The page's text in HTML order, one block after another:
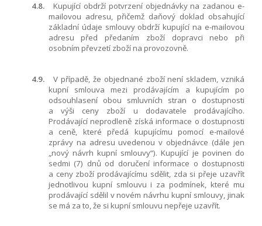
4.8.
Kupující obdrží potvrzení objednávky na zadanou e-
mailovou adresu, přičemž daňový doklad obsahující
základní údaje smlouvy obdrží kupující na e-mailovou
adresu před předaním zboží dopravci nebo při
osobním převzetí zboží na provozovně.
4.9.
V případě, že objednané zboží není skladem, vzniká
kupní smlouva mezi prodávajícím a kupujícím po
odsouhlasení obou smluvních stran o dostupnosti
a výši ceny zboží u dodavatele prodávajícího.
Prodávající neprodleně získá informace o dostupnosti
a ceně, které předá kupujícímu pomocí e-mailové
zprávy na adresu uvedenou v objednávce (dále jen
„nový návrh kupní smlouvy“). Kupující je povinen do
sedmi (7) dnů od doručení informace o dostupnosti
a ceny zboží prodávajícímu sdělit, zda si přeje uzavřít
jednotlivou kupní smlouvu i za podmínek, které mu
prodávající sdělil v novém návrhu kupní smlouvy, jinak
se má za to, že si kupní smlouvu nepřeje uzavřít.